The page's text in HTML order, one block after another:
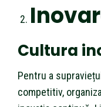
Cultura
Pentru a
competitiv,